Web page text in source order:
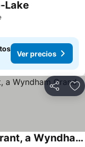
Lake
Ver precios
Compartir
Choctaw Casino & Resort Durant, a Wyndham Grand Hotel